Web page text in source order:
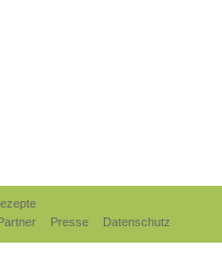
Presse Datenschutz